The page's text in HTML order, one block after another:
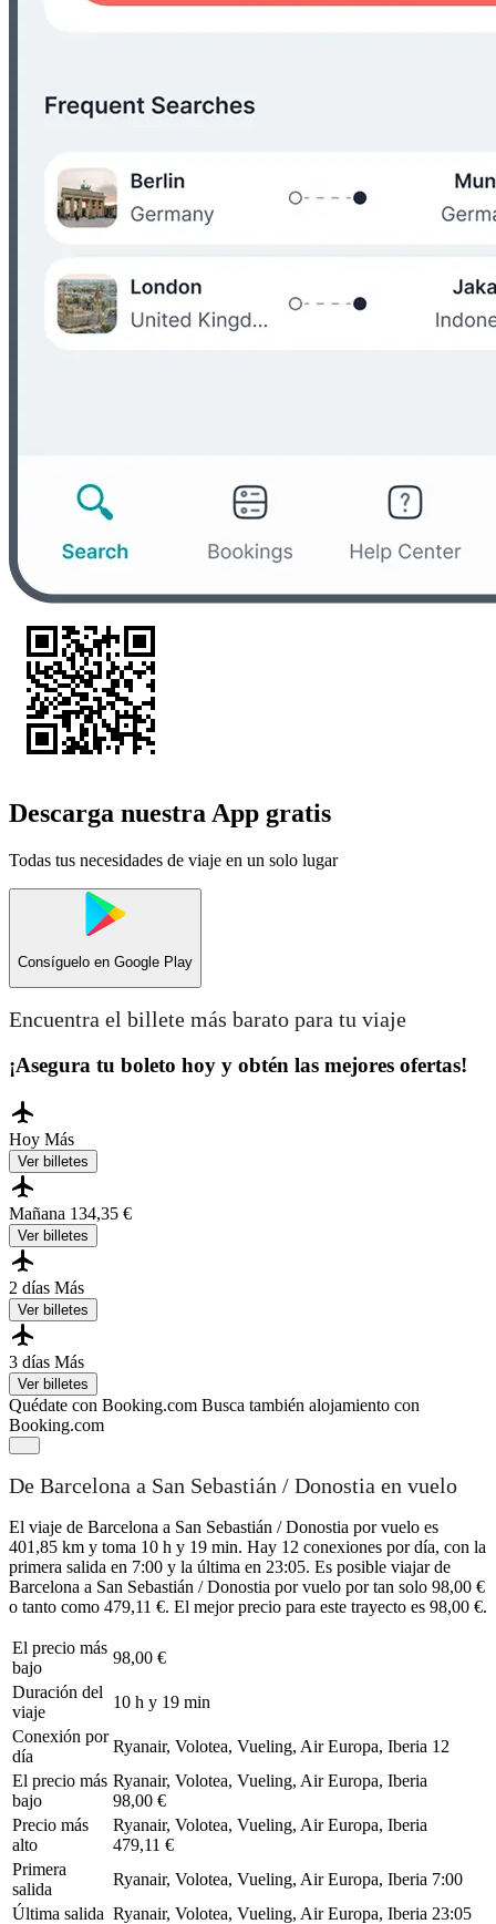
Descarga nuestra App gratis
Todas tus necesidades de viaje en un solo lugar
Consíguelo en Google Play
Encuentra el billete más barato para tu viaje
¡Asegura tu boleto hoy y obtén las mejores ofertas!
Hoy Más
Ver billetes
Mañana 134,35 €
Ver billetes
2 días Más
Ver billetes
3 días Más
Ver billetes
Quédate con Booking.com Busca también alojamiento con
Booking.com
De Barcelona a San Sebastián / Donostia en vuelo
El viaje de Barcelona a San Sebastián / Donostia por vuelo es
401,85 km y toma 10 h y 19 min. Hay 12 conexiones por día, con la
primera salida en 7:00 y la última en 23:05. Es posible viajar de
Barcelona a San Sebastián / Donostia por vuelo por tan solo 98,00 €
o tanto como 479,11 €. El mejor precio para este trayecto es 98,00 €.
El precio más
bajo
98,00 €
Duración del
viaje
10 h y 19 min
Conexión por
día
Ryanair, Volotea, Vueling, Air Europa, Iberia 12
El precio más
bajo
Ryanair, Volotea, Vueling, Air Europa, Iberia
98,00 €
Precio más
alto
Ryanair, Volotea, Vueling, Air Europa, Iberia
479,11 €
Primera
salida
Ryanair, Volotea, Vueling, Air Europa, Iberia 7:00
Última salida Ryanair, Volotea, Vueling, Air Europa, Iberia 23:05